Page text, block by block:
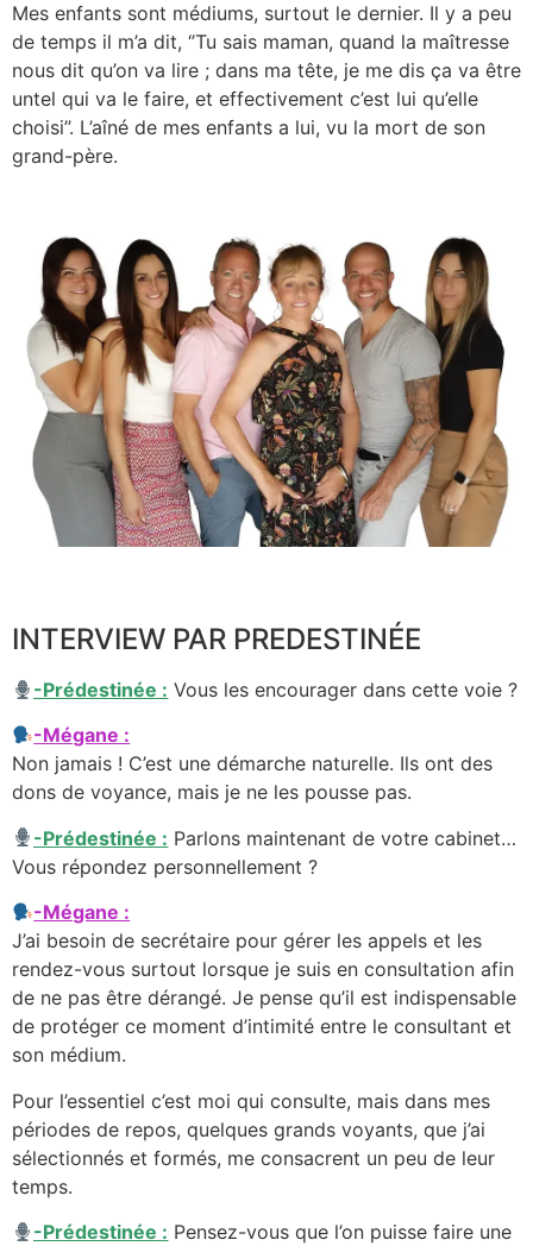
Mes enfants sont médiums, surtout le dernier. Il y a peu
de temps il m’a dit, ‘’Tu sais maman, quand la maîtresse
nous dit qu’on va lire ; dans ma tête, je me dis ça va être
untel qui va le faire, et effectivement c’est lui qu’elle
choisi’’. L’aîné de mes enfants a lui, vu la mort de son
grand-père.
INTERVIEW PAR PREDESTINÉE
-Prédestinée : Vous les encourager dans cette voie ?
-Mégane :
Non jamais ! C’est une démarche naturelle. Ils ont des
dons de voyance, mais je ne les pousse pas.
-Prédestinée : Parlons maintenant de votre cabinet…
Vous répondez personnellement ?
-Mégane :
J’ai besoin de secrétaire pour gérer les appels et les
rendez-vous surtout lorsque je suis en consultation afin
de ne pas être dérangé. Je pense qu’il est indispensable
de protéger ce moment d’intimité entre le consultant et
son médium.
Pour l’essentiel c’est moi qui consulte, mais dans mes
périodes de repos, quelques grands voyants, que j’ai
sélectionnés et formés, me consacrent un peu de leur
temps.
-Prédestinée : Pensez-vous que l’on puisse faire une